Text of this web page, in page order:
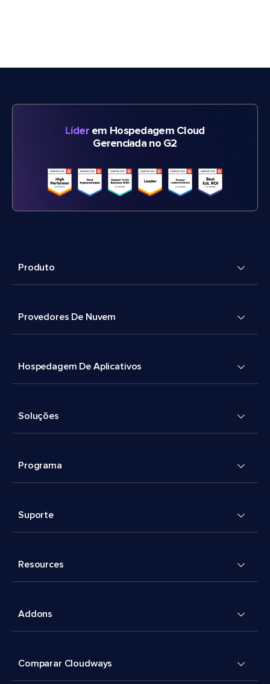
Líderem Hospedagem Cloud
Gerenciada no G2
Produto
Provedores De Nuvem
Hospedagem De Aplicativos
Soluções
Programa
Suporte
Resources
Addons
Comparar Cloudways